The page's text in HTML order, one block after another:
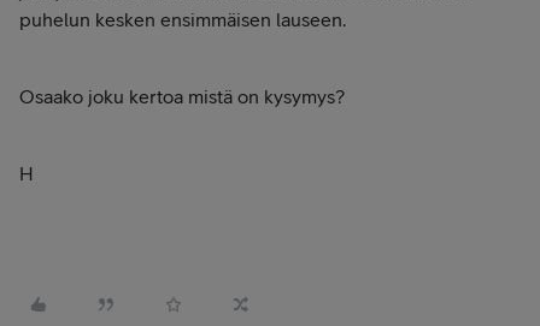
puhelun kesken ensimmäisen lauseen.
Osaako joku kertoa mistä on kysymys?
H